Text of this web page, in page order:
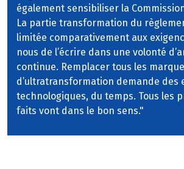
également sensibiliser la
La partie transformation du
limitée comparativement aux
nous de l’écrire dans une volonté
continue. Remplacer tous les
d’ultratransformation demande des
technologiques, du temps. Tous les
faits vont dans le bon sens."